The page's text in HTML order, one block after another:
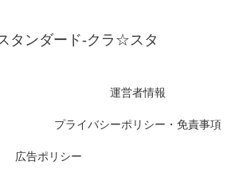
タンダード-クラ☆スタ
運営者情報
プライバシーポリシー・免責事項
広告ポリシー